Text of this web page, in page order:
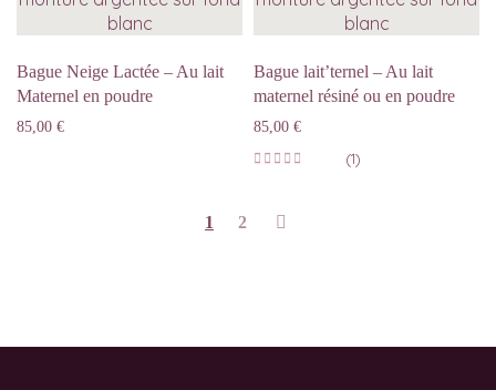
Bague Neige Lactée – Au lait
Maternel en poudre
85,00 €
Bague lait’ternel – Au lait
maternel résiné ou en poudre
85,00 €
(1)
1 2